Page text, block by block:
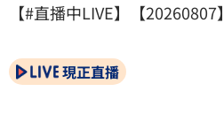
【#直播中LIVE】【
現正直播